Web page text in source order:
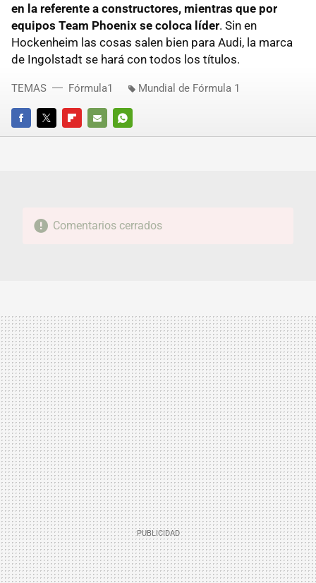
en la referente a constructores, mientras que por
equipos Team Phoenix se coloca líder. Sin en
Hockenheim las cosas salen bien para Audi, la marca
de Ingolstadt se hará con todos los títulos.
FACEBOOKTWITTERFLIPBOARD
E-
WHATSAPP
TEMAS Fórmula1 Mundial de Fórmula 1
Comentarios cerrados